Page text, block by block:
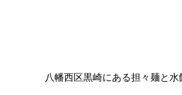
八幡西区黒崎にある担々麺と